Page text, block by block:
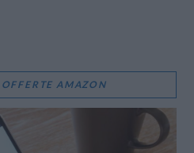
AMAZON